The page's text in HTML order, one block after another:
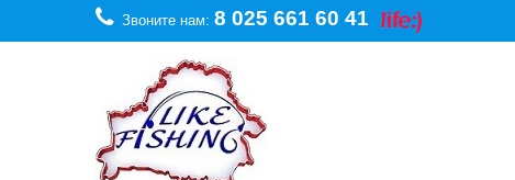
Звоните нам: 8 025 661 60 41